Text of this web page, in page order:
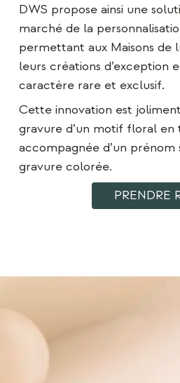
DWS propose ainsi une
marché de la
permettant aux Maisons de
leurs créations d’exception
caractère rare et exclusif.
Cette innovation est
gravure d’un motif floral en
accompagnée d’un
gravure colorée.
PRENDRE